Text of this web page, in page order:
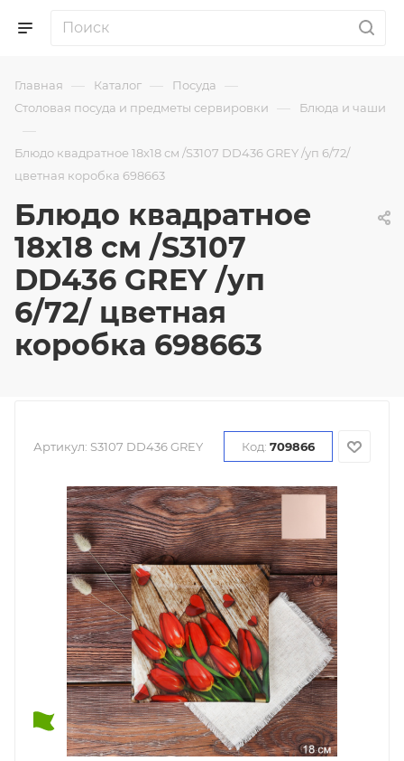
Главная — Каталог — Посуда —
Столовая посуда и предметы сервировки — Блюда и чаши
—
Блюдо квадратное 18х18 см /S3107 DD436 GREY /уп 6/72/
цветная коробка 698663
Блюдо квадратное
18х18 см /S3107
DD436 GREY /уп
6/72/ цветная
коробка 698663
Артикул: S3107 DD436 GREY Код: 709866